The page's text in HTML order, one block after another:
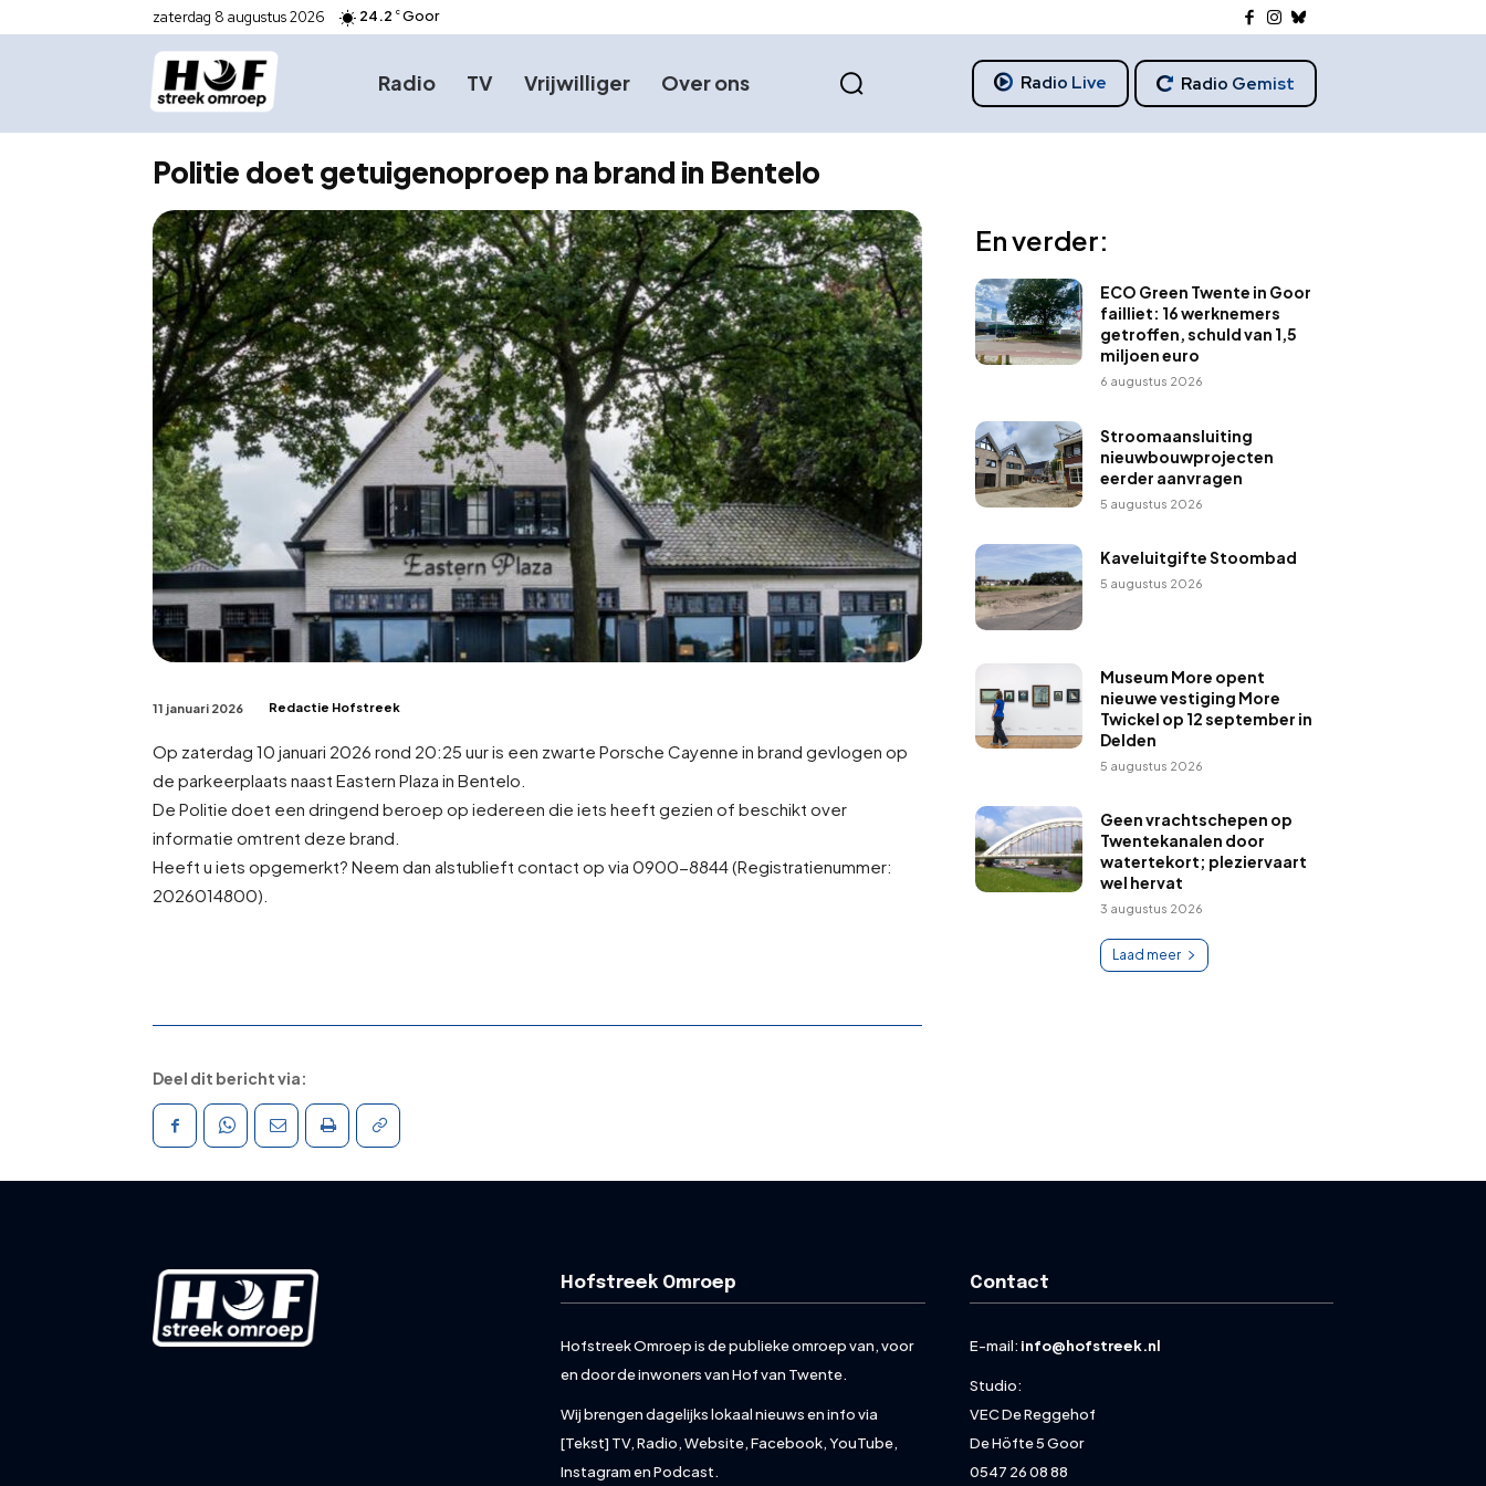
zaterdag 8 augustus 2026 24.2 C Goor
Radio TV Vrijwilliger Over ons Radio Live Radio Gemist
Politie doet getuigenoproep na brand in Bentelo
11 januari 2026 Redactie Hofstreek
Op zaterdag 10 januari 2026 rond 20:25 uur is een zwarte Porsche Cayenne in brand gevlogen op
de parkeerplaats naast Eastern Plaza in Bentelo.
De Politie doet een dringend beroep op iedereen die iets heeft gezien of beschikt over
informatie omtrent deze brand.
Heeft u iets opgemerkt? Neem dan alstublieft contact op via 0900-8844 (Registratienummer:
2026014800).
En verder:
ECO Green Twente in Goor
failliet: 16 werknemers
getroffen, schuld van 1,5
miljoen euro
6 augustus 2026
Stroomaansluiting
nieuwbouwprojecten
eerder aanvragen
5 augustus 2026
Kaveluitgifte Stoombad
5 augustus 2026
Museum More opent
nieuwe vestiging More
Twickel op 12 september in
Delden
5 augustus 2026
Geen vrachtschepen op
Twentekanalen door
watertekort; pleziervaart
wel hervat
3 augustus 2026
Laad meer
Deel dit bericht via:
Hofstreek Omroep
Hofstreek Omroep is de publieke omroep van, voor
en door de inwoners van Hof van Twente.
Wij brengen dagelijks lokaal nieuws en info via
[Tekst] TV, Radio, Website, Facebook, YouTube,
Instagram en Podcast.
Contact
E-mail: info@hofstreek.nl
Studio:
VEC De Reggehof
De Höfte 5 Goor
0547 26 08 88